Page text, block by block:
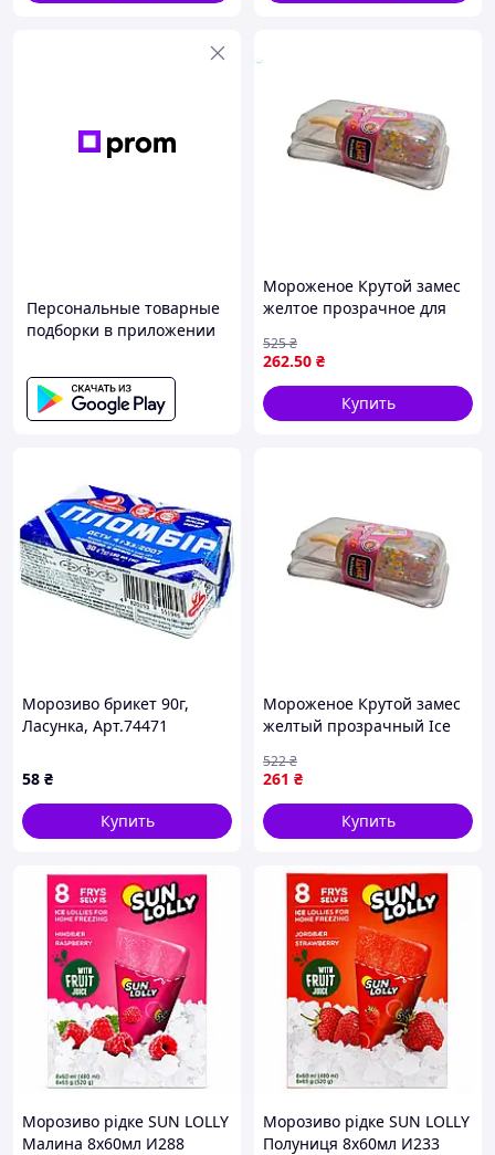
Персональные товарные
подборки в приложении
Мороженое Крутой замес
желтое прозрачное для
уникальным вкусом
MONSTERGUM
262.50 ₴
525₴
Купить
Морозиво брикет 90г,
Ласунка, Арт.74471
58 ₴
Купить
Мороженое Крутой замес
желтый прозрачный Ice
MONSTERGUM
261 ₴
522₴
Купить
Морозиво рідке SUN LOLLY
Малина 8х60мл И288
Морозиво рідке SUN LOLLY
Полуниця 8х60мл И233